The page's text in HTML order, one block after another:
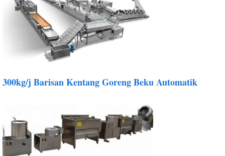
300kg/j Barisan Kentang Goreng Beku Automatik